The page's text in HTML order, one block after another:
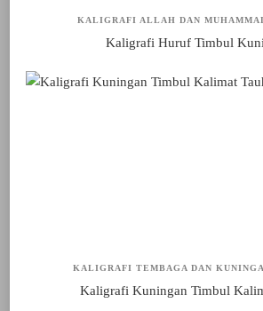
KALIGRAFI ALLAH DAN
Kaligrafi Huruf Timbul
KALIGRAFI TEMBAGA DAN
Kaligrafi Kuningan Timbul